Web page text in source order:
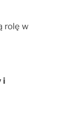
rolę w
i